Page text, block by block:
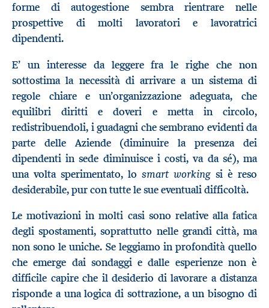
forme di autogestione sembra rientrare nelle
prospettive di molti lavoratori e lavoratrici
dipendenti.
E’ un interesse da leggere fra le righe che non
sottostima la necessità di arrivare a un sistema di
regole chiare e un’organizzazione adeguata, che
equilibri diritti e doveri e metta in circolo,
redistribuendoli, i guadagni che sembrano evidenti da
parte delle Aziende (diminuire la presenza dei
dipendenti in sede diminuisce i costi, va da sé), ma
una volta sperimentato, lo smart working si è reso
desiderabile, pur con tutte le sue eventuali difficoltà.
Le motivazioni in molti casi sono relative alla fatica
degli spostamenti, soprattutto nelle grandi città, ma
non sono le uniche. Se leggiamo in profondità quello
che emerge dai sondaggi e dalle esperienze non è
difficile capire che il desiderio di lavorare a distanza
risponde a una logica di sottrazione, a un bisogno di